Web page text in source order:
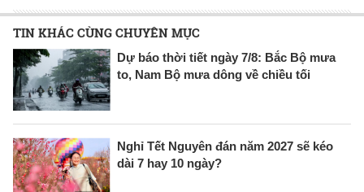
TIN KHÁC CÙNG CHUYÊN MỤC
Dự báo thời tiết ngày 7/8: Bắc Bộ mưa
to, Nam Bộ mưa dông về chiều tối
Nghỉ Tết Nguyên đán năm 2027 sẽ kéo
dài 7 hay 10 ngày?